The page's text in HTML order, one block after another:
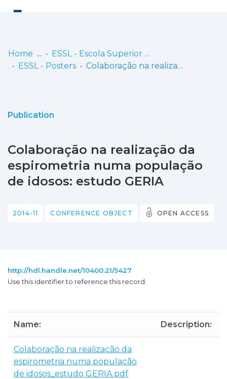
Statistics
Home
ESSL - Escola Superior de Saúde de Lisboa
ESSL - Posters
Colaboração na realização da espirometria numa população de idosos: estudo GERIA
Publication
Colaboração na realização da
espirometria numa população
de idosos: estudo GERIA
2014-11 CONFERENCE OBJECT OPEN ACCESS
http://hdl.handle.net/10400.21/5427
Use this identifier to reference this record.
Name: Description:
Colaboração na realização da
espirometria numa população
de idosos_estudo GERIA.pdf